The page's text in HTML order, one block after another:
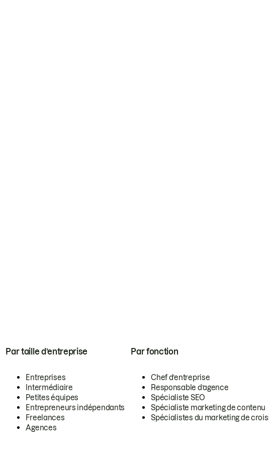
Par taille d’entreprise
Entreprises
Intermédiaire
Petites équipes
Entrepreneurs indépendants
Freelances
Agences
Par fonction
Chef d’entreprise
Responsable d’agence
Spécialiste SEO
Spécialiste marketing de contenu
Spécialistes du marketing de